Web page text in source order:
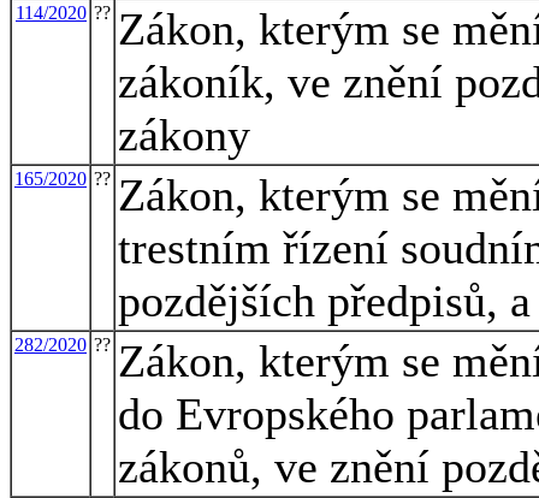
114/2020 ?? Zákon, kterým se
zákoník, ve znění
zákony
165/2020 ?? Zákon, kterým se
trestním řízení
pozdějších předpisů,
282/2020 ?? Zákon, kterým se
do Evropského
zákonů, ve znění